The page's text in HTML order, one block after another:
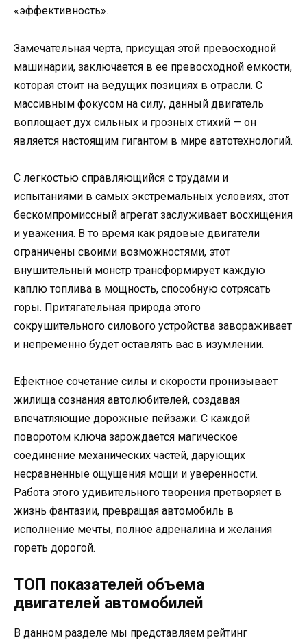
«эффективность».
Замечательная черта, присущая этой превосходной
машинарии, заключается в ее превосходной емкости,
которая стоит на ведущих позициях в отрасли. С
массивным фокусом на силу, данный двигатель
воплощает дух сильных и грозных стихий — он
является настоящим гигантом в мире автотехнологий.
С легкостью справляющийся с трудами и
испытаниями в самых экстремальных условиях, этот
бескомпромиссный агрегат заслуживает восхищения
и уважения. В то время как рядовые двигатели
ограничены своими возможностями, этот
внушительный монстр трансформирует каждую
каплю топлива в мощность, способную сотрясать
горы. Притягательная природа этого
сокрушительного силового устройства завораживает
и непременно будет оставлять вас в изумлении.
Ефектное сочетание силы и скорости пронизывает
жилища сознания автолюбителей, создавая
впечатляющие дорожные пейзажи. С каждой
поворотом ключа зарождается магическое
соединение механических частей, дарующих
несравненные ощущения мощи и уверенности.
Работа этого удивительного творения претворяет в
жизнь фантазии, превращая автомобиль в
исполнение мечты, полное адреналина и желания
гореть дорогой.
ТОП показателей объема
двигателей автомобилей
В данном разделе мы представляем рейтинг